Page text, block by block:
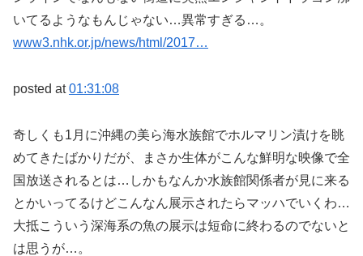
いてるようなもんじゃない…異常すぎる…。
www3.nhk.or.jp/news/html/2017…
posted at01:31:08
奇しくも1月に沖縄の美ら海水族館でホルマリン漬けを眺
めてきたばかりだが、まさか生体がこんな鮮明な映像で全
国放送されるとは…しかもなんか水族館関係者が見に来る
とかいってるけどこんなん展示されたらマッハでいくわ…
大抵こういう深海系の魚の展示は短命に終わるのでないと
は思うが…。